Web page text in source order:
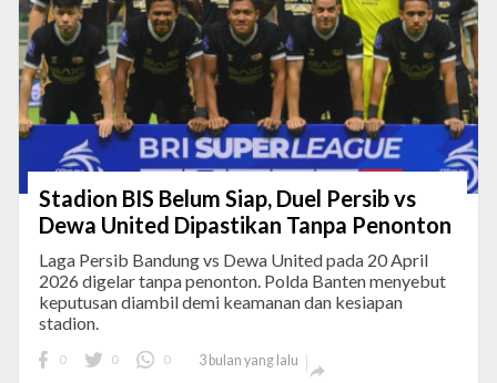
Stadion BIS Belum Siap, Duel Persib vs
Dewa United Dipastikan Tanpa Penonton
Laga Persib Bandung vs Dewa United pada 20 April
2026 digelar tanpa penonton. Polda Banten menyebut
keputusan diambil demi keamanan dan kesiapan
stadion.
0 0 0 3 bulan yang lalu
